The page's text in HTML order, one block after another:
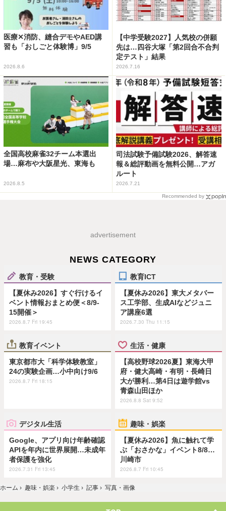
医療✕消防、縫合デモやAED講
習も「おしごと体験博」9/5
2026.8.6
【中学受験2027】人気校の併願
先は…四谷大塚「第2回合不合判
定テスト」結果
2026.7.16
全国高校麻雀32チーム本選出
場…麻布や大阪星光、東海も
2026.8.5
司法試験予備試験2026、解答速
報＆総評動画を無料公開…アガ
ルート
2026.7.21
Recommended by
advertisement
NEWS CATEGORY
教育・受験
【夏休み2026】すぐ行けるイ
ベント情報おまとめ便＜8/9-
15開催＞
2026.8.7 Fri 19:45
教育ICT
【夏休み2026】東大メタバー
ス工学部、生成AIなどジュニ
ア講座6選
2026.7.30 Thu 11:15
教育イベント
東京都市大「科学体験教室」
24の実験企画…小中向け9/6
2026.8.7 Fri 18:15
生活・健康
【高校野球2026夏】東海大甲
府・健大高崎・有明・長崎日
大が勝利…第4日は遊学館vs
青森山田ほか
2026.8.8 Sat 9:52
デジタル生活
Google、アプリ向け年齢確認
APIを年内に世界展開…未成年
者保護を強化
2026.7.31 Fri 13:45
趣味・娯楽
【夏休み2026】魚に触れて学
ぶ「おさかな」イベント8/8…
川崎市
2026.8.7 Fri 10:45
ホーム › 趣味・娯楽 › 小学生 › 記事 › 写真・画像